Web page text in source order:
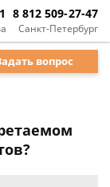
Санкт-Петербург
8 812 509-27-47
вопрос